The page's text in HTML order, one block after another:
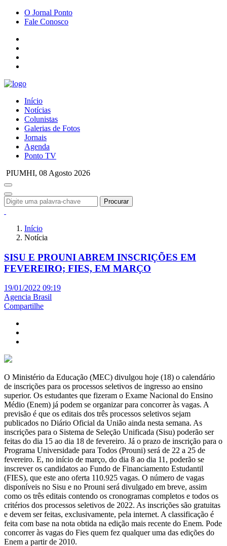
O Jornal Ponto
Fale Conosco
Início
Notícias
Colunistas
Galerias de Fotos
Jornais
Agenda
Ponto TV
PIUMHI, 08 Agosto 2026
Procurar
Início
Notícia
SISU E PROUNI ABREM INSCRIÇÕES EM
FEVEREIRO; FIES, EM MARÇO
19/01/2022 09:19
Agencia Brasil
Compartilhe
O Ministério da Educação (MEC) divulgou hoje (18) o calendário
de inscrições para os processos seletivos de ingresso ao ensino
superior. Os estudantes que fizeram o Exame Nacional do Ensino
Médio (Enem) já podem se organizar para concorrer às vagas. A
previsão é que os editais dos três processos seletivos sejam
publicados no Diário Oficial da União ainda nesta semana. As
inscrições para o Sistema de Seleção Unificada (Sisu) poderão ser
feitas do dia 15 ao dia 18 de fevereiro. Já o prazo de inscrição para o
Programa Universidade para Todos (Prouni) será de 22 a 25 de
fevereiro. E, no início de março, do dia 8 ao dia 11, poderão se
inscrever os candidatos ao Fundo de Financiamento Estudantil
(FIES), que este ano oferta 110.925 vagas. O número de vagas
disponíveis no Sisu e no Prouni será divulgado em breve, assim
como os três editais contendo os cronogramas completos e todos os
critérios dos processos seletivos de 2022. As inscrições são gratuitas
e devem ser feitas, exclusivamente, pela internet. A classificação é
feita com base na nota obtida na edição mais recente do Enem. Pode
concorrer às vagas do Fies quem fez qualquer uma das edições do
Enem a partir de 2010.